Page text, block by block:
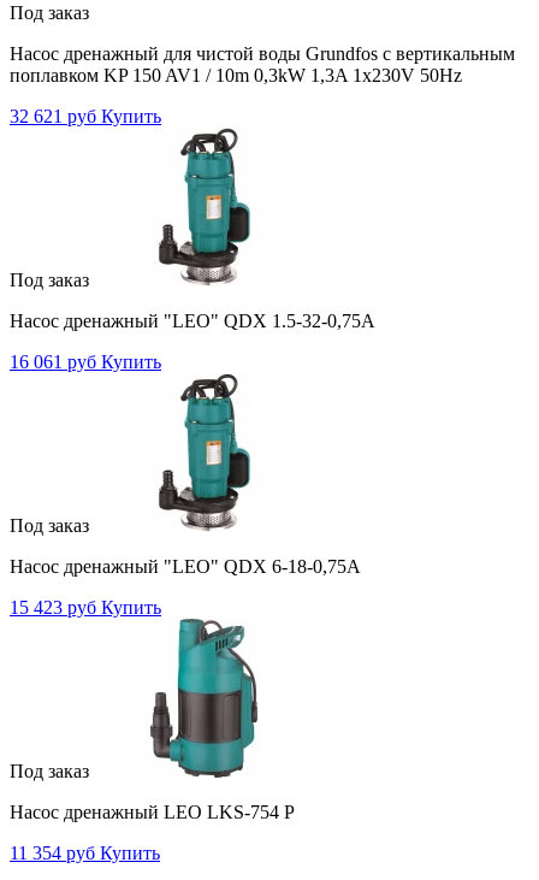
Под заказ
Насос дренажный для чистой воды Grundfos с вертикальным
поплавком KP 150 AV1 / 10m 0,3kW 1,3A 1x230V 50Hz
32 621 руб Купить
Под заказ
Насос дренажный "LEO" QDX 1.5-32-0,75А
16 061 руб Купить
Под заказ
Насос дренажный "LEO" QDX 6-18-0,75А
15 423 руб Купить
Под заказ
Насос дренажный LEO LKS-754 P
11 354 руб Купить